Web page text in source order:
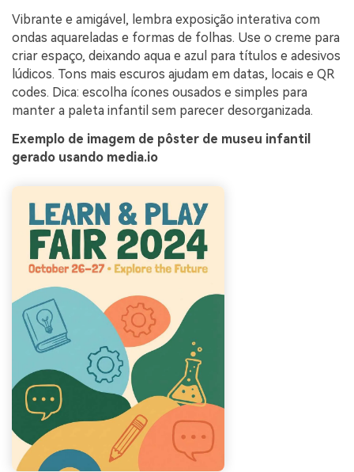
Vibrante e amigável, lembra exposição interativa com
ondas aquareladas e formas de folhas. Use o creme para
criar espaço, deixando aqua e azul para títulos e adesivos
lúdicos. Tons mais escuros ajudam em datas, locais e QR
codes. Dica: escolha ícones ousados e simples para
manter a paleta infantil sem parecer desorganizada.
Exemplo de imagem de pôster de museu infantil
gerado usando media.io